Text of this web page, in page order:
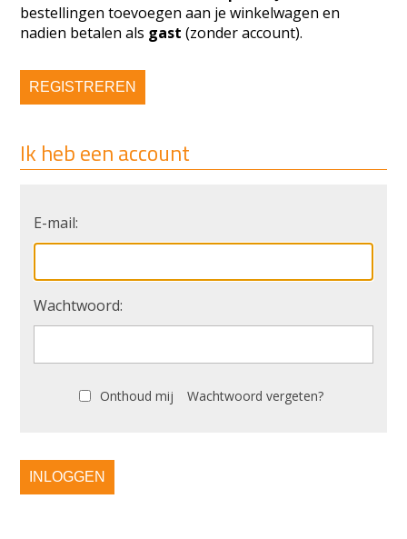
bestellingen toevoegen aan je winkelwagen en
nadien betalen als gast (zonder account).
REGISTREREN
Ik heb een account
E-mail:
Wachtwoord:
Onthoud mij Wachtwoord vergeten?
INLOGGEN